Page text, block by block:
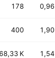
178 0,96
400 1,90
68,33 K 1,54